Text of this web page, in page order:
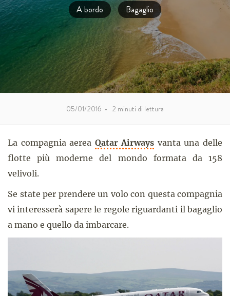
A bordo Bagaglio
05/01/2016 • 2 minuti di lettura
La compagnia aerea Qatar Airways vanta una delle
flotte più moderne del mondo formata da 158
velivoli.
Se state per prendere un volo con questa compagnia
vi interesserà sapere le regole riguardanti il bagaglio
a mano e quello da imbarcare.